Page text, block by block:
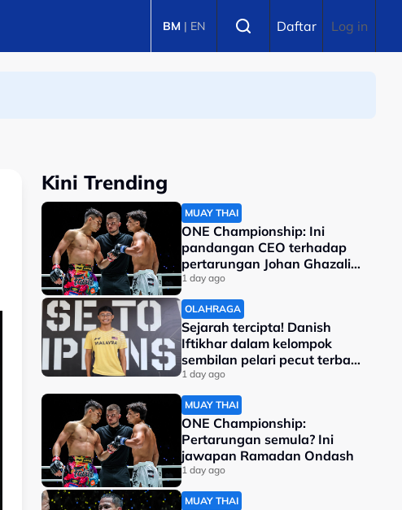
BM | EN Daftar Log in
Kini Trending
MUAY THAI
ONE Championship: Ini
pandangan CEO terhadap
pertarungan Johan Ghazali-
Ramadan Ondash
1 day ago
OLAHRAGA
Sejarah tercipta! Danish
Iftikhar dalam kelompok
sembilan pelari pecut terbaik
dunia
1 day ago
MUAY THAI
ONE Championship:
Pertarungan semula? Ini
jawapan Ramadan Ondash
1 day ago
MUAY THAI